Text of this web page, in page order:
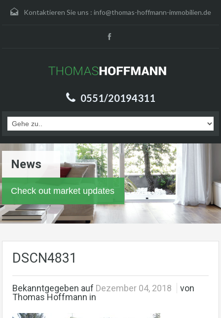
Kontaktieren Sie uns : info@thomas-hoffmann-immobilien.de
0551/20194311
News
Check out market updates
DSCN4831
Bekanntgegeben auf Dezember 04, 2018
von
Thomas Hoffmann in